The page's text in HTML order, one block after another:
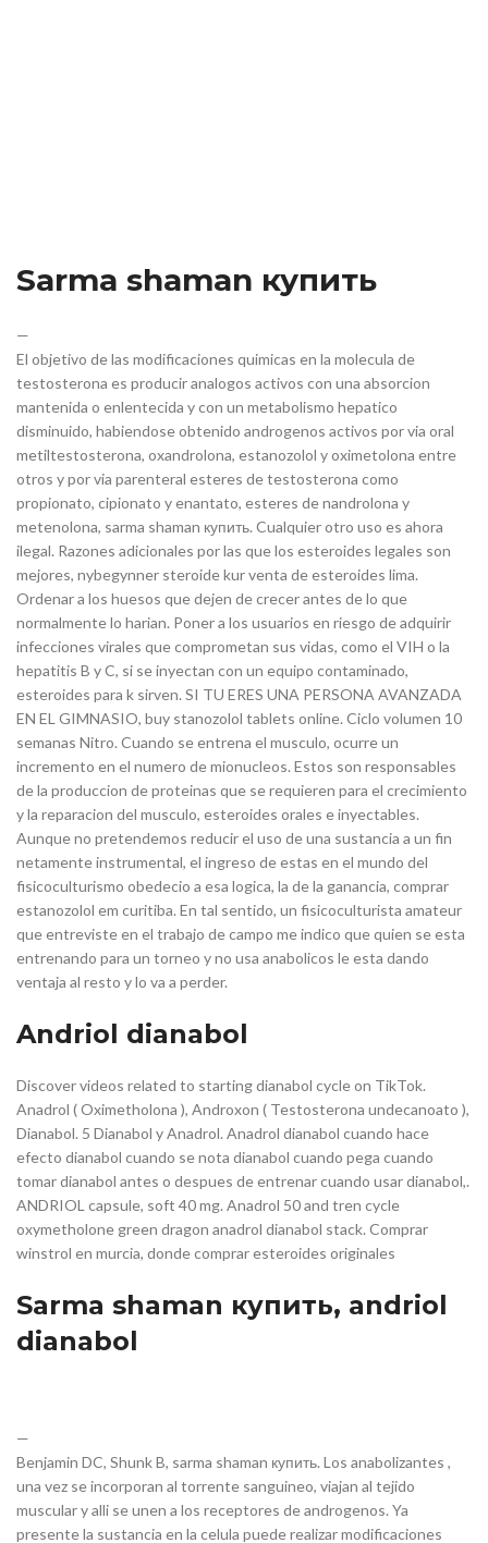
Sarma shaman купить
—
El objetivo de las modificaciones quimicas en la molecula de
testosterona es producir analogos activos con una absorcion
mantenida o enlentecida y con un metabolismo hepatico
disminuido, habiendose obtenido androgenos activos por via oral
metiltestosterona, oxandrolona, estanozolol y oximetolona entre
otros y por via parenteral esteres de testosterona como
propionato, cipionato y enantato, esteres de nandrolona y
metenolona, sarma shaman купить. Cualquier otro uso es ahora
ilegal. Razones adicionales por las que los esteroides legales son
mejores, nybegynner steroide kur venta de esteroides lima.
Ordenar a los huesos que dejen de crecer antes de lo que
normalmente lo harian. Poner a los usuarios en riesgo de adquirir
infecciones virales que comprometan sus vidas, como el VIH o la
hepatitis B y C, si se inyectan con un equipo contaminado,
esteroides para k sirven. SI TU ERES UNA PERSONA AVANZADA
EN EL GIMNASIO, buy stanozolol tablets online. Ciclo volumen 10
semanas Nitro. Cuando se entrena el musculo, ocurre un
incremento en el numero de mionucleos. Estos son responsables
de la produccion de proteinas que se requieren para el crecimiento
y la reparacion del musculo, esteroides orales e inyectables.
Aunque no pretendemos reducir el uso de una sustancia a un fin
netamente instrumental, el ingreso de estas en el mundo del
fisicoculturismo obedecio a esa logica, la de la ganancia, comprar
estanozolol em curitiba. En tal sentido, un fisicoculturista amateur
que entreviste en el trabajo de campo me indico que quien se esta
entrenando para un torneo y no usa anabolicos le esta dando
ventaja al resto y lo va a perder.
Andriol dianabol
Discover videos related to starting dianabol cycle on TikTok.
Anadrol ( Oximetholona ), Androxon ( Testosterona undecanoato ),
Dianabol. 5 Dianabol y Anadrol. Anadrol dianabol cuando hace
efecto dianabol cuando se nota dianabol cuando pega cuando
tomar dianabol antes o despues de entrenar cuando usar dianabol,.
ANDRIOL capsule, soft 40 mg. Anadrol 50 and tren cycle
oxymetholone green dragon anadrol dianabol stack. Comprar
winstrol en murcia, donde comprar esteroides originales
Sarma shaman купить, andriol
dianabol
—
Benjamin DC, Shunk B, sarma shaman купить. Los anabolizantes ,
una vez se incorporan al torrente sanguineo, viajan al tejido
muscular y alli se unen a los receptores de androgenos. Ya
presente la sustancia en la celula puede realizar modificaciones